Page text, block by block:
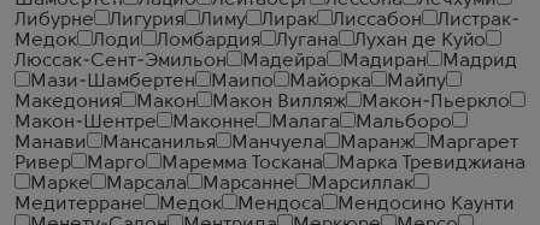
Либурне
Лигурия Лиму Лирак Лиссабон
Листрак-
Медок
Лоди Ломбардия Лугана
Лухан де Куйо
Люссак-Сент-Эмильон
Мадейра Мадиран
Мадрид
Мази-Шамбертен
Маипо Майорка
Майпу
Македония
Макон Макон Вилляж
Макон-Пьеркло
Макон-Шентре
Маконне Малага
Мальборо
Манави
Мансанилья Манчуела Маранж
Маргарет
Ривер
Марго Маремма Тоскана
Марка Тревиджиана
Марке
Марсала Марсанне
Марсиллак
Медитерране
Медок Мендоса
Мендосино Каунти